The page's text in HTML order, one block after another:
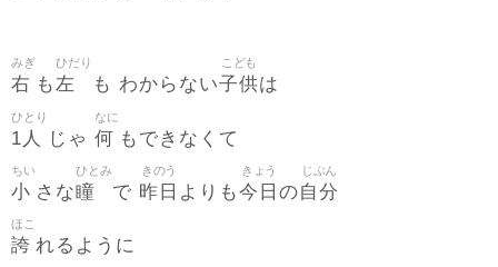
右
みぎ
も左
ひだり
も わからない子供
こども
は
1人
ひとり
じゃ 何
なに
もできなくて
小
ちい
さな瞳
ひとみ
で 昨日
きのう
よりも今日
きょう
の自分
じぶん
誇
ほこ
れるように